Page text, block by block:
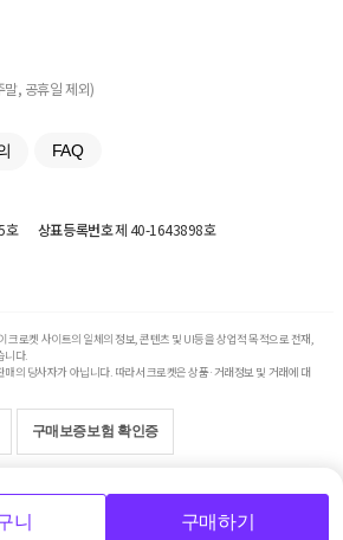
니 구매하기
, 공휴일 제외)
FAQ
호 상표등록번호제 40-1643898호
크로켓 사이트의 일체의 정보, 콘텐츠 및 UI등을 상업적 목적으로 전재,
니다.
의 당사자가 아닙니다. 따라서 크로켓은 상품·거래정보 및 거래에 대
구매보증보험 확인증